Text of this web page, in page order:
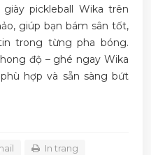
pickleball Wika trên
giúp bạn bám sân tốt,
trong từng pha bóng.
độ – ghé ngay Wika
hợp và sẵn sàng bứt
In trang